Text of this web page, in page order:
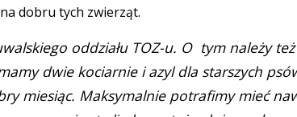
dobru tych zwierząt.
oddziału TOZ-u. O tym należy też
dwie kociarnie i azyl dla starszych
miesiąc. Maksymalnie potrafimy mieć